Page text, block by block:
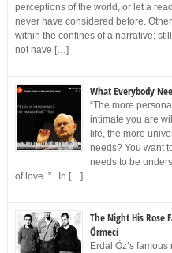
perceptions of the world, or let a
never have considered before.
within the confines of a narrative;
not have […]
What Everybody
“The more
intimate you are
life, the more
needs? You want
needs to be
of love. ” In […]
The Night His Rose
Örmeci
Erdal Öz’s